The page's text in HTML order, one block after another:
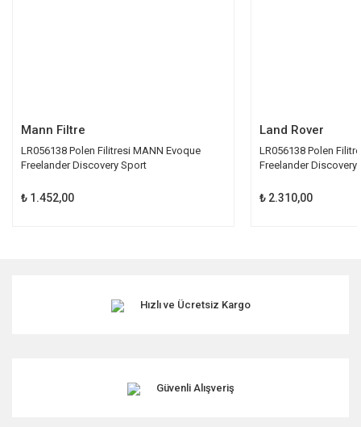
Mann Filtre
LR056138 Polen Filitresi MANN Evoque
Freelander Discovery Sport
₺ 1.452,00
Land Rover
LR056138 Polen
Freelander Discovery
₺ 2.310,00
Hızlı ve Ücretsiz Kargo
Güvenli Alışveriş